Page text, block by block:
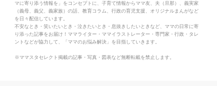
マに寄り添う情報を」をコンセプトに、子育て情報からママ友、夫（旦那）、義実家
（義母、義父、義家族）の話、教育コラム、行政の育児支援、オリジナルまんがなど
を日々配信しています。
不安なとき・笑いたいとき・泣きたいとき・息抜きしたいときなど、ママの日常に寄
り添った記事をお届け！ママライター・ママイラストレーター・専門家・行政・タレ
ントなどが協力して、「ママのお悩み解決」を目指していきます。
※ママスタセレクト掲載の記事・写真・図表など無断転載を禁止します。